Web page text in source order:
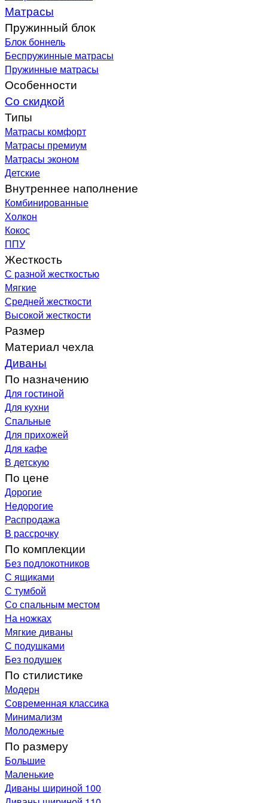
Матрасы
Пружинный блок
Блок боннель
Беспружинные матрасы
Пружинные матрасы
Особенности
Со скидкой
Типы
Матрасы комфорт
Матрасы премиум
Матрасы эконом
Детские
Внутреннее наполнение
Комбинированные
Холкон
Кокос
ППУ
Жесткость
С разной жесткостью
Мягкие
Средней жесткости
Высокой жесткости
Размер
Материал чехла
Диваны
По назначению
Для гостиной
Для кухни
Спальные
Для прихожей
Для кафе
В детскую
По цене
Дорогие
Недорогие
Распродажа
В рассрочку
По комплекции
Без подлокотников
С ящиками
С тумбой
Со спальным местом
На ножках
Мягкие диваны
С подушками
Без подушек
По стилистике
Модерн
Современная классика
Минимализм
Молодежные
По размеру
Большие
Маленькие
Диваны шириной 100